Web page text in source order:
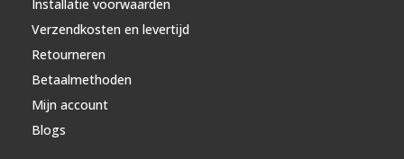
Installatie voorwaarden
Verzendkosten en levertijd
Retourneren
Betaalmethoden
Mijn account
Blogs